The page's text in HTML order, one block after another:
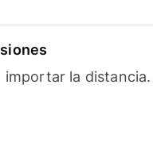
importar la distancia.